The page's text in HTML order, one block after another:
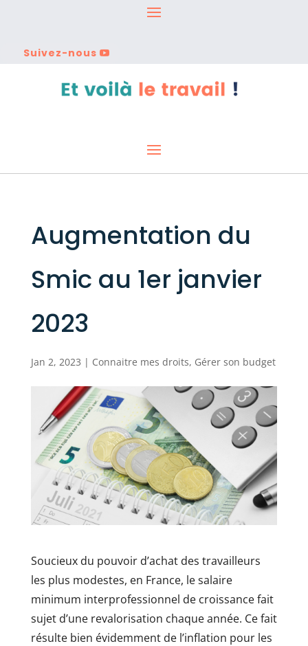
Suivez-nous
Augmentation du
Smic au 1er janvier
2023
Jan 2, 2023 | Connaitre mes droits, Gérer son budget
Soucieux du pouvoir d’achat des travailleurs
les plus modestes, en France, le salaire
minimum interprofessionnel de croissance fait
sujet d’une revalorisation chaque année. Ce fait
résulte bien évidemment de l’inflation pour les